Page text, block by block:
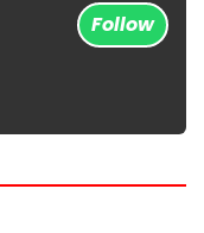
Follow